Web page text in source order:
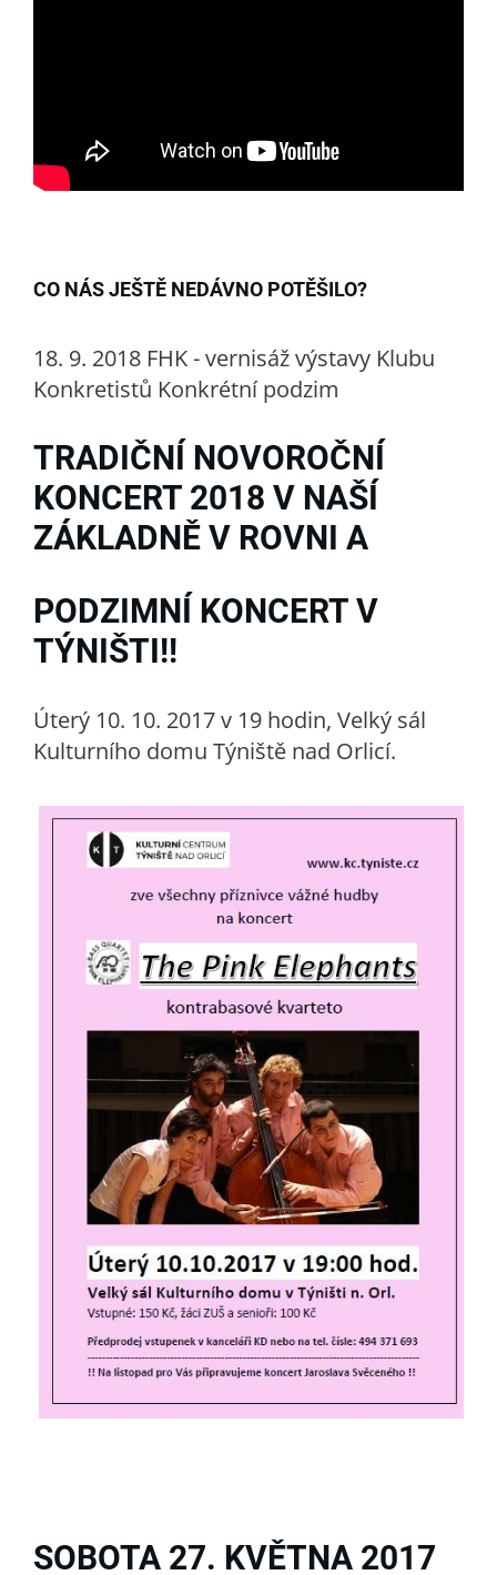
CO NÁS JEŠTĚ NEDÁVNO POTĚŠILO?
18. 9. 2018 FHK - vernisáž výstavy Klubu
Konkretistů Konkrétní podzim
TRADIČNÍ NOVOROČNÍ
KONCERT 2018 V NAŠÍ
ZÁKLADNĚ V ROVNI A
PODZIMNÍ KONCERT V
TÝNIŠTI!!
Úterý 10. 10. 2017 v 19 hodin, Velký sál
Kulturního domu Týniště nad Orlicí.
SOBOTA 27. KVĚTNA 2017